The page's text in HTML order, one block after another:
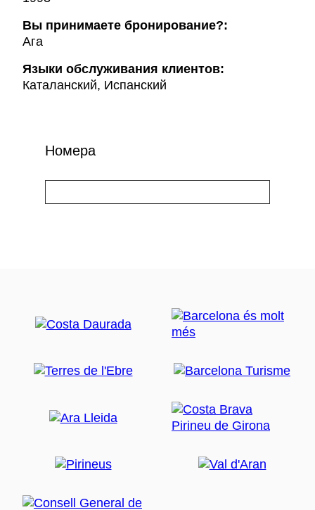
Вы принимаете бронирование?:
Ага
Языки обслуживания клиентов:
Каталанский, Испанский
Номера